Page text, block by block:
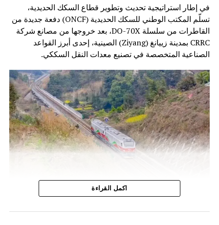
في إطار استراتيجية تحديث وتطوير قطاع السكك الحديدية،
تسلّم المكتب الوطني للسكك الحديدية (ONCF) دفعة جديدة من
القاطرات من سلسلة DO-70X، بعد خروجها من مصانع شركة
CRRC بمدينة زييانغ (Ziyang) الصينية، إحدى أبرز القواعد
الصناعية المتخصصة في تصنيع معدات النقل السككي.
وتندرج هذه الخطوة ضمن برنامج تحديث أسطول الجر الذي
أطلقه المكتب الوطني للسكك الحديدية، بهدف الرفع من كفاءة
اكمل القراءة